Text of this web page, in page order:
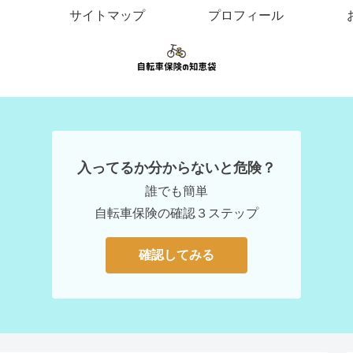
サイトマップ プロフィール
入ってるか分からないと危険？
誰でも簡単
自転車保険の確認３ステップ
確認してみる